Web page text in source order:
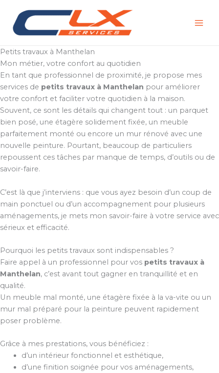
contenu
Petits travaux à Manthelan
Mon métier, votre confort au quotidien
En tant que professionnel de proximité, je propose mes
services de petits travaux à Manthelan pour améliorer
votre confort et faciliter votre quotidien à la maison.
Souvent, ce sont les détails qui changent tout : un parquet
bien posé, une étagère solidement fixée, un meuble
parfaitement monté ou encore un mur rénové avec une
nouvelle peinture. Pourtant, beaucoup de particuliers
repoussent ces tâches par manque de temps, d’outils ou de
savoir-faire.
C’est là que j’interviens : que vous ayez besoin d’un coup de
main ponctuel ou d’un accompagnement pour plusieurs
aménagements, je mets mon savoir-faire à votre service avec
sérieux et efficacité.
Pourquoi les petits travaux sont indispensables ?
Faire appel à un professionnel pour vos petits travaux à
Manthelan, c’est avant tout gagner en tranquillité et en
qualité.
Un meuble mal monté, une étagère fixée à la va-vite ou un
mur mal préparé pour la peinture peuvent rapidement
poser problème.
Grâce à mes prestations, vous bénéficiez :
d’un intérieur fonctionnel et esthétique,
d’une finition soignée pour vos aménagements,